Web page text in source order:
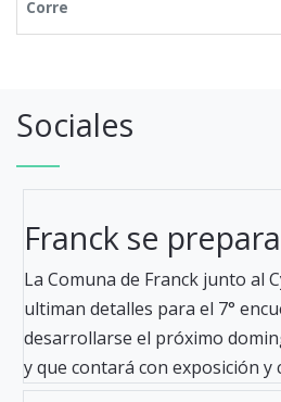
Corre
Sociales
Franck se
La Comuna de Franck junto al
ultiman detalles para el 7°
desarrollarse el próximo
y que contará con exposición y